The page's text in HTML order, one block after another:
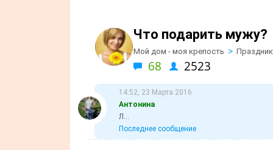
Что подарить мужу?
Мой дом - моя крепость >
68 2523
14:52, 23 Марта 2016
Антонина
Л...
Последнее сообщение